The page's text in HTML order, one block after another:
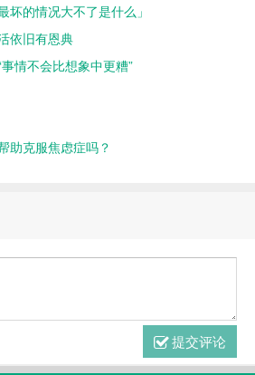
坏的情况大不了是什么」
依旧有恩典
情不会比想象中更糟”
助克服焦虑症吗？
提交评论